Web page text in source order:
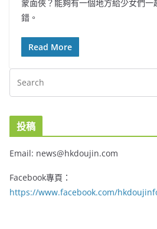
蒙面俠？能夠有一個地方給少女們一
錯。
Read More
投稿
Email: news@hkdoujin.com
Facebook專頁：
https://www.facebook.com/